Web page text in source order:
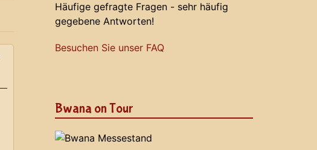
Häufige gefragte Fragen - sehr häufig
gegebene Antworten!
Besuchen Sie unser FAQ
Bwana on Tour